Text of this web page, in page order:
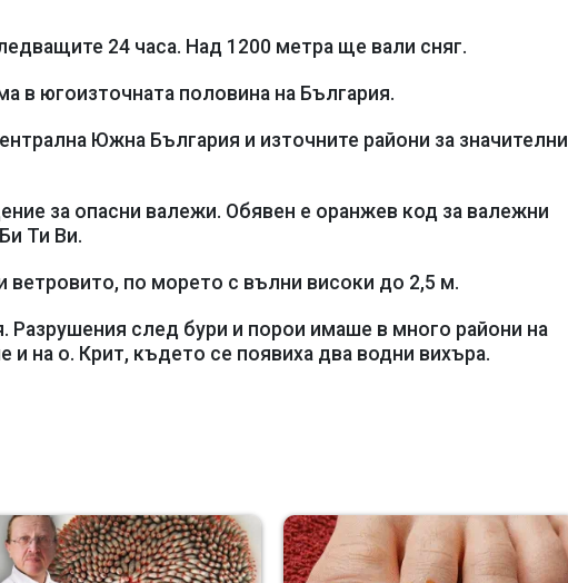
24 часа. Над 1200 метра ще вали сняг.
в югоизточната половина на България.
Южна България и източните райони за значителни
за опасни валежи. Обявен е оранжев код за валежни
Ти Ви.
по морето с вълни високи до 2,5 м.
Разрушения след бури и порои имаше в много райони на
на о. Крит, където се появиха два водни вихъра.